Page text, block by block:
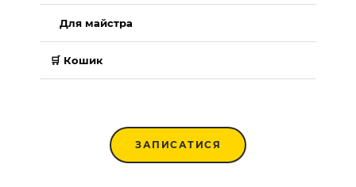
Для майстра
🛒 Кошик
ЗАПИСАТИСЯ